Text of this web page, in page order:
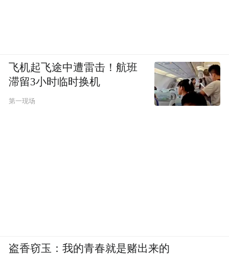
飞机起飞途中遭雷击！航班
滞留3小时临时换机
第一现场
盗香窃玉：我的青春就是赌出来的